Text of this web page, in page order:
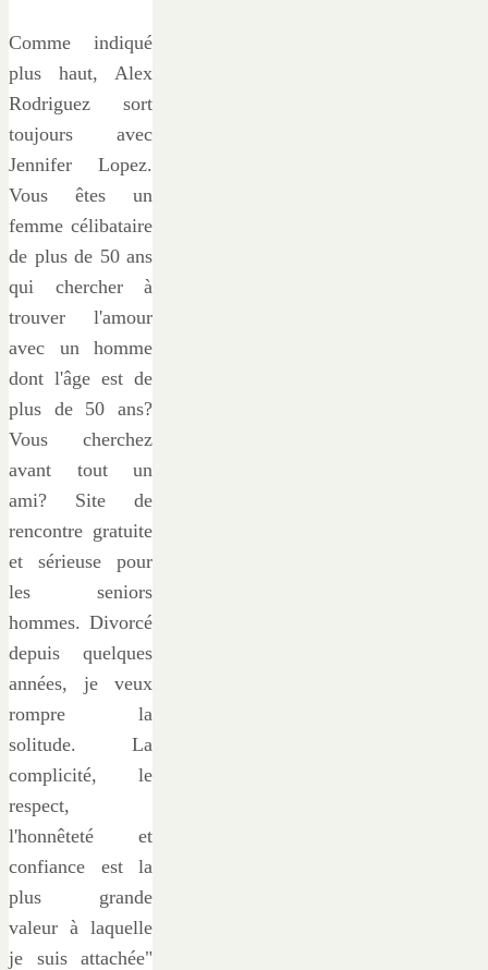
Comme indiqué
plus haut, Alex
Rodriguez sort
toujours avec
Jennifer Lopez.
Vous êtes un
femme célibataire
de plus de 50 ans
qui chercher à
trouver l'amour
avec un homme
dont l'âge est de
plus de 50 ans?
Vous cherchez
avant tout un
ami? Site de
rencontre gratuite
et sérieuse pour
les seniors
hommes. Divorcé
depuis quelques
années, je veux
rompre la
solitude. La
complicité, le
respect,
l'honnêteté et
confiance est la
plus grande
valeur à laquelle
je suis attachée"